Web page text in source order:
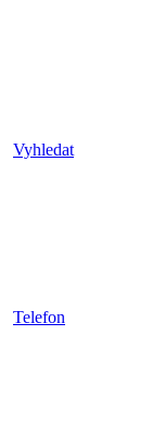
Vyhledat
Telefon